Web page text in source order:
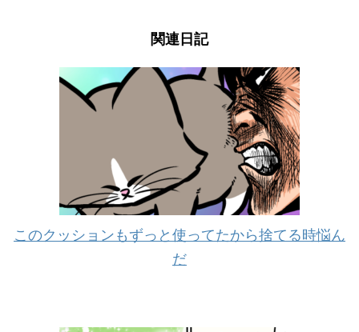
関連日記
このクッションもずっと使ってたから捨てる時悩ん
だ